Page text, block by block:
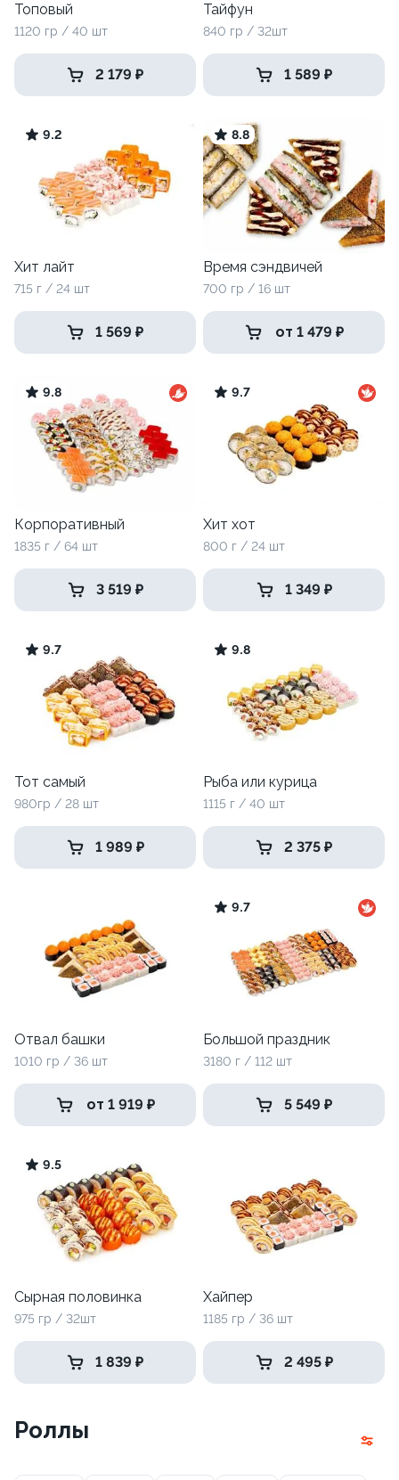
Топовый
1120 гр / 40 шт
2 179 ₽
Тайфун
840 гр / 32шт
1 589 ₽
9.2
Хит лайт
715 г / 24 шт
1 569 ₽
8.8
Время сэндвичей
700 гр / 16 шт
от 1 479 ₽
9.8
Корпоративный
1835 г / 64 шт
3 519 ₽
9.7
Хит хот
800 г / 24 шт
1 349 ₽
9.7
Тот самый
980гр / 28 шт
1 989 ₽
9.8
Рыба или курица
1115 г / 40 шт
2 375 ₽
Отвал башки
1010 гр / 36 шт
от 1 919 ₽
9.7
Большой праздник
3180 г / 112 шт
5 549 ₽
9.5
Сырная половинка
975 гр / 32шт
1 839 ₽
Хайпер
1185 гр / 36 шт
2 495 ₽
Роллы